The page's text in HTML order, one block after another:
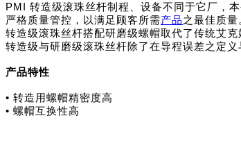
PMI 转造级滚珠丝杆制程、设备不同于它厂，
严格质量管控，以满足顾客所需产品之最佳质量
转造级滚珠丝杆搭配研磨级螺帽取代了传统艾
转造级与研磨级滚珠丝杆除了在导程误差之定
产品特性
• 转造用螺帽精密度高
• 螺帽互换性高